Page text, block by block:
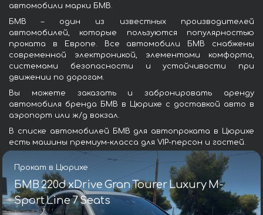
автомобили марки БМВ.
БМВ – один из известных производителей
автомобилей, которые пользуются популярностью
проката в Европе. Все автомобили БМВ снабжены
современной электроникой, элементами комфорта,
системами безопасности и устойчивости при
движении по дорогам.
Вы можете заказать и забронировать аренду
автомобиля бренда БМВ в Цюрихе с доставкой авто в
аэропорт или ж/д вокзал.
В списке автомобилей БМВ для автопроката в Цюрихе
есть машины премиум-класса для VIP-персон и гостей.
Прокат в Цюрихе
БМВ 220d xDrive Gran Tourer Luxury M-
Sport Line 7 Seats